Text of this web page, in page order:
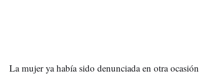
La mujer ya había sido denunciada en otra ocasión